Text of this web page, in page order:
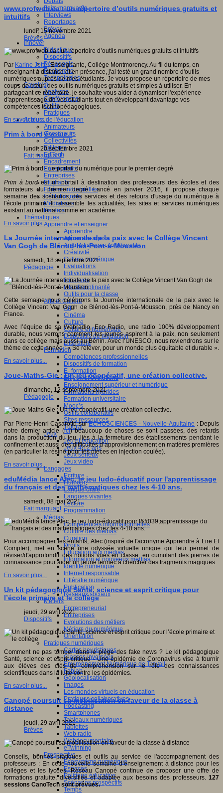
Faits marquants
Interviews
Reportages
Brèves
Agenda
Innover
Didactique
Dispositifs
Pédagogie
Recherche
Technologies
Savoir(s)
Analyses
Conférences
Outils
Pratiques
Acteurs de l'éducation
Animateurs
Chercheurs
Collectivités
Editeurs
EdTech
Encadrement
Enseignants
Entreprises
Etudiants
Filières industrielles
Institutionnels
Médiateurs
Parents
Thématiques
Apprendre et enseigner
Apprendre
Apprentissages
Apprentissages collaboratifs
Créativité
Culture numérique
Evaluations
Individualisation
Initiatives
Interdisciplinarité
Outils pour la classe
Arts et Culture
Art
Cinéma
Culture
Culture et numérique
Dispositifs de médiation
Littérature
Formation
Compétences professionnelles
Dispositifs de formation
E- formation
Enjeux et évolutions
Enseignement supérieur et numérique
Formations hybrides
Formation universitaire
Mooc’s
Outils collaboratifs
Sites ressources
Tutorat
Jeux
Jeu et éducation
Jeux 4/12 ans
Jeux sérieux
Jeux vidéo
Langages
Ecriture
Humour
Langue orale
Langues vivantes
Lecture
Programmation
Médias
Compétences informationnelles
Culture des médias
Curation
Droits
Education aux médias
Information et nouveaux médias
Identité numérique
Internet responsable
Littératie numérique
Publication
Réseaux sociaux
Métiers
Entrepreneuriat
Entreprises
Evolutions des métiers
Métiers du numérique
Orientation
Pratiques numériques
Cartes heuristiques
Classes inversées
Environnement Numérique de Travail
Fablab
Géolocalisation
Images
Les mondes virtuels en éducation
Pratiques collaboratives
Podcasting
Smartphones
Tableaux numériques
Tablettes
Web radio
Webdocumentaire
eTwinning
Prospective
Ecosystème numérique
Espaces
Politique éducative
Scénarios prospectifs
Temps
www.profweb.ca : un répertoire d’outils numériques gratuits et
intuitifs
lundi, 15 novembre 2021
Brèves
Par Karine Jetté, Enseignante, Collège Montmorency. Au fil du temps, en
enseignant à distance et en présence, j'ai testé un grand nombre d'outils
numériques auprès de mes étudiants. Je vous propose un répertoire de mes
coups de cœur: des outils numériques gratuits et simples à utiliser. En
partageant ce répertoire, je souhaite vous aider à dynamiser l'expérience
d'apprentissage de vos étudiants tout en développant davantage vos
compétences technopédagogiques.
En savoir plus...
Prim à bord évolue !
lundi, 20 septembre 2021
Fait marquant
Prim àbordest un portail à destination des professeurs des écoles et des
formateurs du premier degré. Lancé en janvier 2016, il propose chaque
semaine des scénarios, des services et des retours d'usage du numérique à
l'école primaire. Il rassemble les actualités, les sites et services numériques
existant au national comme en académie.
En savoir plus...
La Journée internationale de la paix avec le Collège Vincent
Van Gogh de Blénod-lès-Pont-à-Mousson
samedi, 18 septembre 2021
Pédagogie
Cette semaine nous célébrons la Journée internationale de la paix avec le
Collège Vincent Van Gogh de Blénod-lès-Pont-à-Mousson, près de Nancy en
France.
Avec l’équipe de sa Webradio, Eco Radio, une radio 100% développement
durable, nous verrons comment les jeunes aspirent à la paix, non seulement
dans ce collège mais aussi au Bénin. Avec l’UNESCO, nous reviendrons sur le
thème de cette année : « Se relever, pour un monde plus équitable et durable ».
En savoir plus...
Joue-Maths-Gie : Un jeu coopératif, une création collective.
dimanche, 12 septembre 2021
Pédagogie
Par Pierre-Henri Casarotto surECHOSCIENCES - Nouvelle-Aquitaine : Depuis
notre dernier article (ici) beaucoup de choses se sont passées, des retards
dans la production du jeu, liés à la fermeture des établissements pendant le
confinement et aussi des difficultés d’approvisionnement en matières premières
(en particulier la résine pour les pièces en injection coulée).
En savoir plus...
eduMédia lance Alec, le jeu ludo-éducatif pour l'apprentissage
du français et des mathématiques chez les 4-10 ans.
samedi, 08 mai 2021
Fait marquant
Pour accompagner les enfants, Alec (inspiré de l'acronyme Apprendre à Lire Et
Compter), met en scène une odyssée virtuelle unique qui leur permet de
réviser/d'approfondir des notions vues en classe, en cumulant des pierres de
connaissance pour aider un jeune fennec à chercher des fragments magiques.
En savoir plus...
Un kit pédagogique Santé, science et esprit critique pour
l’école primaire et le collège
jeudi, 29 avril 2021
Dispositifs
Comment ne pas tomber dans le piège des fake news ? Le kit pédagogique
Santé, science et esprit critique - Une épidémie de Coronavirus vise à fournir
aux élèves des clés de compréhension sur le rôle des connaissances
scientifiques dans la lutte contre les épidémies.
En savoir plus...
Canopé poursuit sa mobilisation en faveur de la classe à
distance
jeudi, 29 avril 2021
Brèves
Conseils, bonnes pratiques et outils au service de l'accompagnement des
professeurs : En cette nouvelle semaine d’enseignement à distance pour les
collèges et les lycées, Réseau Canopé continue de proposer une offre de
formations gratuite, diversifiée et adaptée aux besoins des professeurs. 127
sessions CanoTech sont prévues.